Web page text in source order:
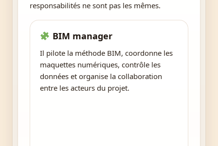
responsabilités ne sont pas les mêmes.
BIM manager
Il pilote la méthode BIM, coordonne les
maquettes numériques, contrôle les
données et organise la collaboration
entre les acteurs du projet.